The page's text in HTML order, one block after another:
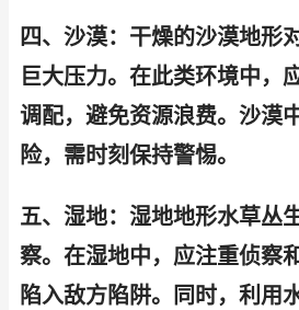
四、沙漠：干燥的沙漠地形
巨大压力。在此类环境中，
调配，避免资源浪费。沙漠
险，需时刻保持警惕。
五、湿地：湿地地形水草丛
察。在湿地中，应注重侦察
陷入敌方陷阱。同时，利用